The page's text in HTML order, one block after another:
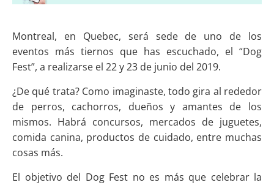
Montreal, en Quebec, será sede de uno de los
eventos más tiernos que has escuchado, el “Dog
Fest”, a realizarse el 22 y 23 de junio del 2019.
¿De qué trata? Como imaginaste, todo gira al rededor
de perros, cachorros, dueños y amantes de los
mismos. Habrá concursos, mercados de juguetes,
comida canina, productos de cuidado, entre muchas
cosas más.
El objetivo del Dog Fest no es más que celebrar la